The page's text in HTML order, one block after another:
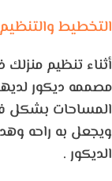
التخطيط
أثناء تنظيم
مصممه ديكور
المساحات بشكل
ويجعل به راحه
الديكور .